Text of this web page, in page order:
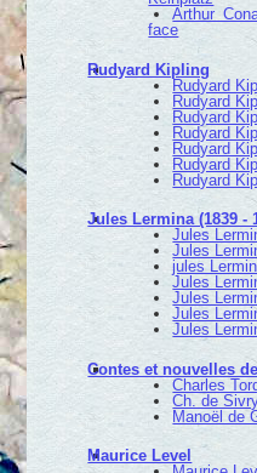
Arthur
face
Rudyard Kipling
Rudyard
Rudyard
Rudyard
Rudyard
Rudyard
Rudyard
Rudyard
Jules Lermina (1839 -
Jules
Jules
jules
Jules
Jules
Jules
Jules
Contes et nouvelles
Charles
Ch. de
Manoël de
Maurice Level